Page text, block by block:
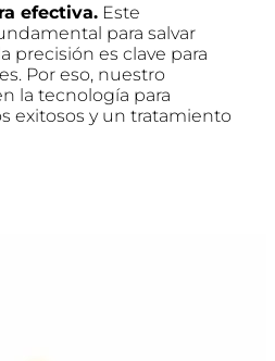
efectiva. Este
para salvar
precisión es clave para
Por eso, nuestro
la tecnología para
exitosos y un tratamiento